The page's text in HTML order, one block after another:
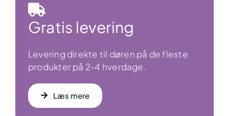
Gratis levering
Levering direkte til døren på de fleste
produkter på 2-4 hverdage.
Læs mere